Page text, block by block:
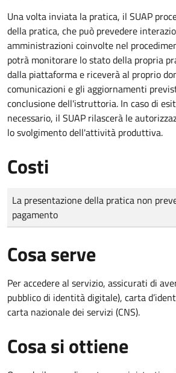
Una volta inviata la pratica, il SUAP
della pratica, che può prevedere
amministrazioni coinvolte nel
potrà monitorare lo stato della propria
dalla piattaforma e riceverà al proprio
comunicazioni e gli aggiornamenti
conclusione dell'istruttoria. In caso di
necessario, il SUAP rilascerà le
lo svolgimento dell'attività produttiva.
Costi
Tipo di pagamento
Importo
La presentazione della pratica non
pagamento
Cosa serve
Per accedere al servizio, assicurati di
pubblico di identità digitale), carta
carta nazionale dei servizi (CNS).
Cosa si ottiene